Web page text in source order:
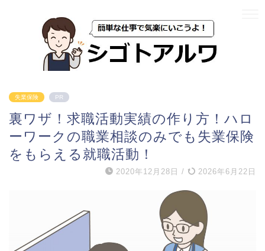
失業保険 PR
裏ワザ！求職活動実績の作り方！ハロ
ーワークの職業相談のみでも失業保険
をもらえる就職活動！
2020年12月28日 / 2026年6月22日